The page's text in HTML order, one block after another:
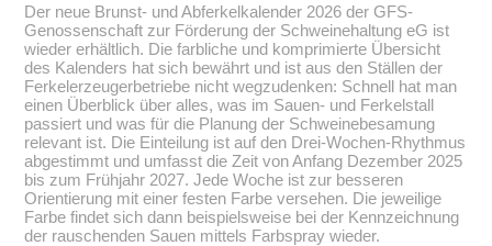
Der neue Brunst- und Abferkelkalender 2026 der GFS-
Genossenschaft zur Förderung der Schweinehaltung eG ist
wieder erhältlich. Die farbliche und komprimierte Übersicht
des Kalenders hat sich bewährt und ist aus den Ställen der
Ferkelerzeugerbetriebe nicht wegzudenken: Schnell hat man
einen Überblick über alles, was im Sauen- und Ferkelstall
passiert und was für die Planung der Schweinebesamung
relevant ist. Die Einteilung ist auf den Drei-Wochen-Rhythmus
abgestimmt und umfasst die Zeit von Anfang Dezember 2025
bis zum Frühjahr 2027. Jede Woche ist zur besseren
Orientierung mit einer festen Farbe versehen. Die jeweilige
Farbe findet sich dann beispielsweise bei der Kennzeichnung
der rauschenden Sauen mittels Farbspray wieder.